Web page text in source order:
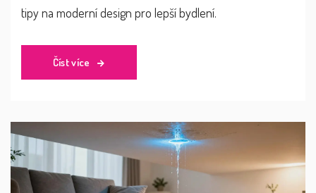
tipy na moderní design pro lepší bydlení.
Číst více